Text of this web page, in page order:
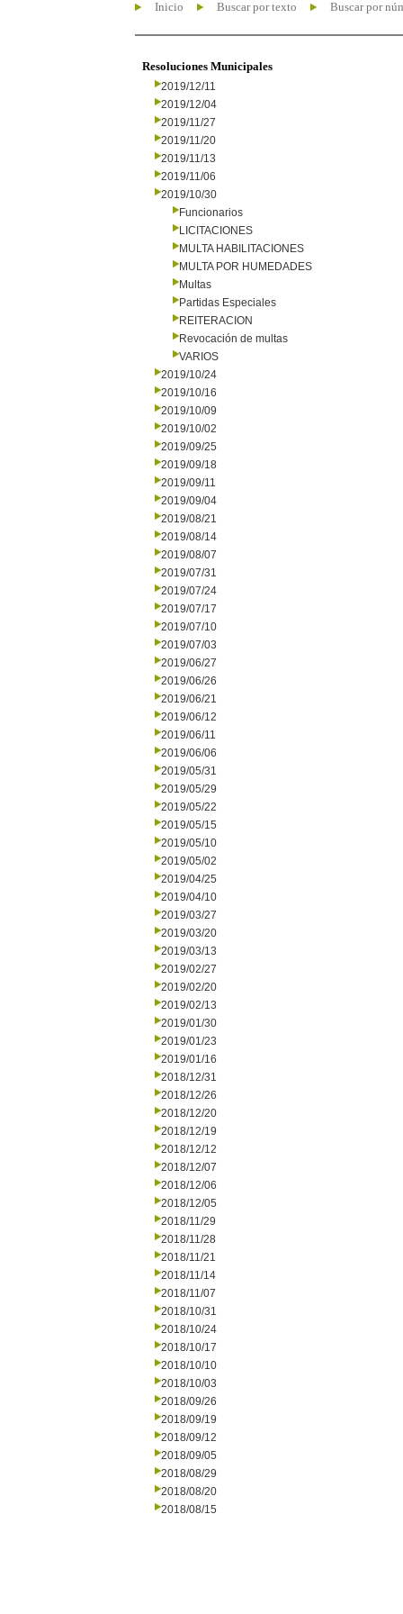
Inicio Buscar por texto Buscar por
Resoluciones Municipales
2019/12/11
2019/12/04
2019/11/27
2019/11/20
2019/11/13
2019/11/06
2019/10/30
Funcionarios
LICITACIONES
MULTA HABILITACIONES
MULTA POR HUMEDADES
Multas
Partidas Especiales
REITERACION
Revocación de multas
VARIOS
2019/10/24
2019/10/16
2019/10/09
2019/10/02
2019/09/25
2019/09/18
2019/09/11
2019/09/04
2019/08/21
2019/08/14
2019/08/07
2019/07/31
2019/07/24
2019/07/17
2019/07/10
2019/07/03
2019/06/27
2019/06/26
2019/06/21
2019/06/12
2019/06/11
2019/06/06
2019/05/31
2019/05/29
2019/05/22
2019/05/15
2019/05/10
2019/05/02
2019/04/25
2019/04/10
2019/03/27
2019/03/20
2019/03/13
2019/02/27
2019/02/20
2019/02/13
2019/01/30
2019/01/23
2019/01/16
2018/12/31
2018/12/26
2018/12/20
2018/12/19
2018/12/12
2018/12/07
2018/12/06
2018/12/05
2018/11/29
2018/11/28
2018/11/21
2018/11/14
2018/11/07
2018/10/31
2018/10/24
2018/10/17
2018/10/10
2018/10/03
2018/09/26
2018/09/19
2018/09/12
2018/09/05
2018/08/29
2018/08/20
2018/08/15